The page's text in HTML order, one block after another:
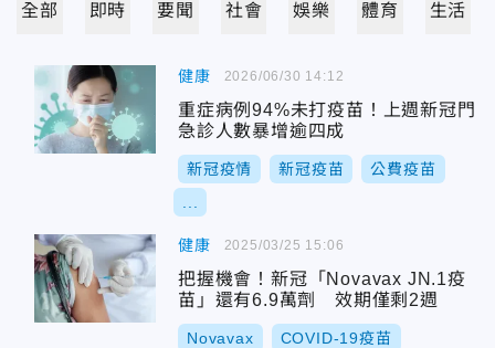
全部 即時 要聞 社會 娛樂 體育 生活
健康
重症病例94%未打疫苗！上週新冠門
急診人數暴增逾四成
新冠疫情 新冠疫苗 公費疫苗
2026/06/30 14:12
健康
把握機會！新冠「Novavax JN.1疫
苗」還有6.9萬劑 效期僅剩2週
Novavax COVID-19疫苗
2025/03/25 15:06